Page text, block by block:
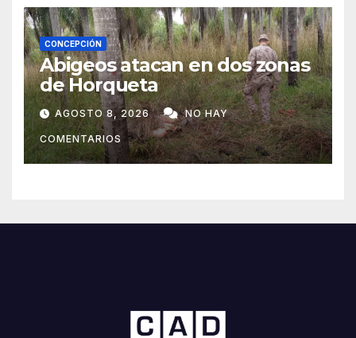
CONCEPCIÓN
Abigeos atacan en dos zonas
de Horqueta
AGOSTO 8, 2026 NO HAY
COMENTARIOS